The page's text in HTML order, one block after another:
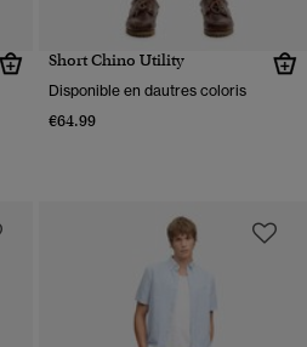
Short Chino Utility
Disponible en dautres coloris
€64.99